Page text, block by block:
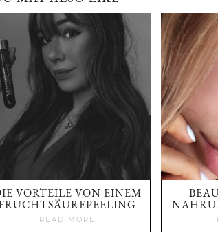
VORTEILE VON EINEM
READ MORE